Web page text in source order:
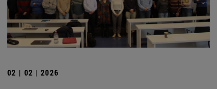
02 | 02 | 2026